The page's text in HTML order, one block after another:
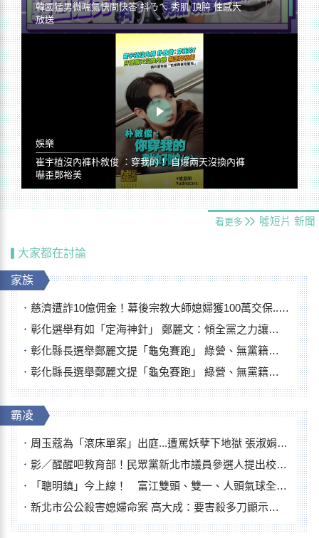
韓國猛男微喘氣快問快答 抖ㄋㄟ 秀肌 頂胯 性感大
放送
娛樂
崔宇植沒內褲朴敘俊 ：穿我的！ 自爆兩天沒換內褲
嚇歪鄭裕美
看更多 噓短片 新聞
大家都在討論
家族
慈濟遭詐10億佣金！幕後宗教大師媳婦獲100萬交保...快步奔離不發一語
彰化選舉有如「定海神針」 鄭麗文：傾全黨之力讓彰化贏
彰化縣長選舉鄭麗文提「龜兔賽跑」 綠營、無黨籍忙否認是烏龜
彰化縣長選舉鄭麗文提「龜兔賽跑」 綠營、無黨籍忙否認是烏龜
霸凌
周玉蔻為「滾床單案」出庭...遭罵妖孽下地獄 張淑娟批：舌頭殺人有罪
影／醒醒吧教育部！民眾黨新北市議員參選人提出校園反毒防線升級政見
「聰明鎮」今上線！ 富江雙頭、雙一、人頭氣球全登場
新北市公公殺害媳婦命案 高大成：要害殺多刀顯示怨恨深